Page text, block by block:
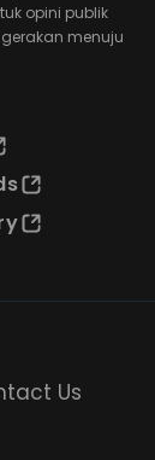
opini publik
menuju
Us